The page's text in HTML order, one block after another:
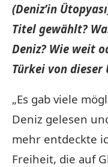
(Deniz’in
Titel gewählt?
Deniz? Wie weit
Türkei von
„Es gab viele
Deniz gelesen
mehr entdeckte
Freiheit, die auf